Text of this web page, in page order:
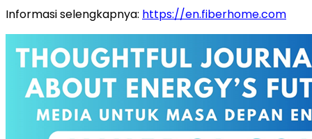
Informasi selengkapnya: https://en.fiberhome.com